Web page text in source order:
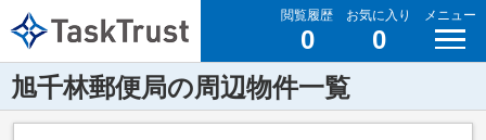
閲覧履歴
0
お気に入り
0
メニュー
旭千林郵便局の周辺物件一覧